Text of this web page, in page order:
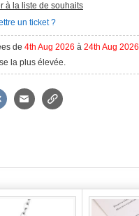
à la liste de souhaits
un ticket ?
de 4th Aug 2026 à 24th Aug 2026
la plus élevée.